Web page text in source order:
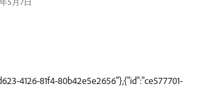
4126-81f4-80b42e5e2656"},{"id":"ce577701-